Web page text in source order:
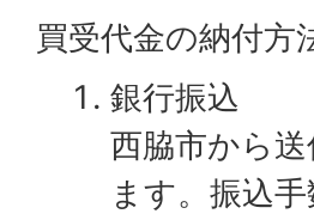
買受代金の納付
銀行振込
西脇市から
ます。振込